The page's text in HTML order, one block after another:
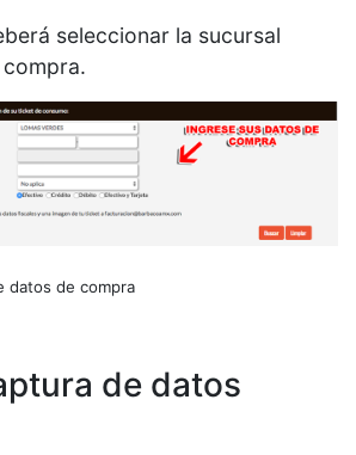
seleccionar la sucursal
datos de compra
de datos